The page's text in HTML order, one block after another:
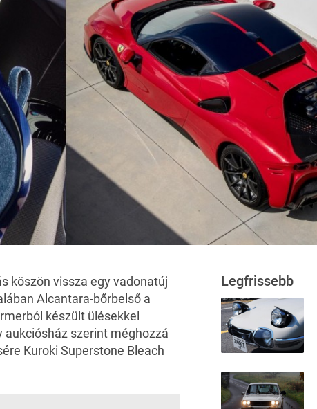
köszön vissza egy vadonatúj
Alcantara-bőrbelső a
készült ülésekkel
aukciósház szerint méghozzá
Kuroki Superstone Bleach
Legfrissebb